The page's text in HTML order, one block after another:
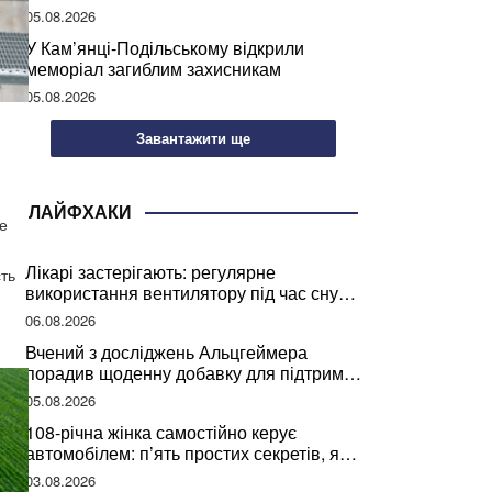
05.08.2026
У Кам’янці-Подільському відкрили
меморіал загиблим захисникам
05.08.2026
Завантажити ще
ЛАЙФХАКИ
Лікарі застерігають: регулярне
використання вентилятору під час сну
може негативно вплинути на ваше
здоров’я
06.08.2026
Вчений з досліджень Альцгеймера
порадив щоденну добавку для підтримки
мозкової діяльності
05.08.2026
108-річна жінка самостійно керує
автомобілем: п’ять простих секретів, які
допомогли їй дожити до століття
03.08.2026